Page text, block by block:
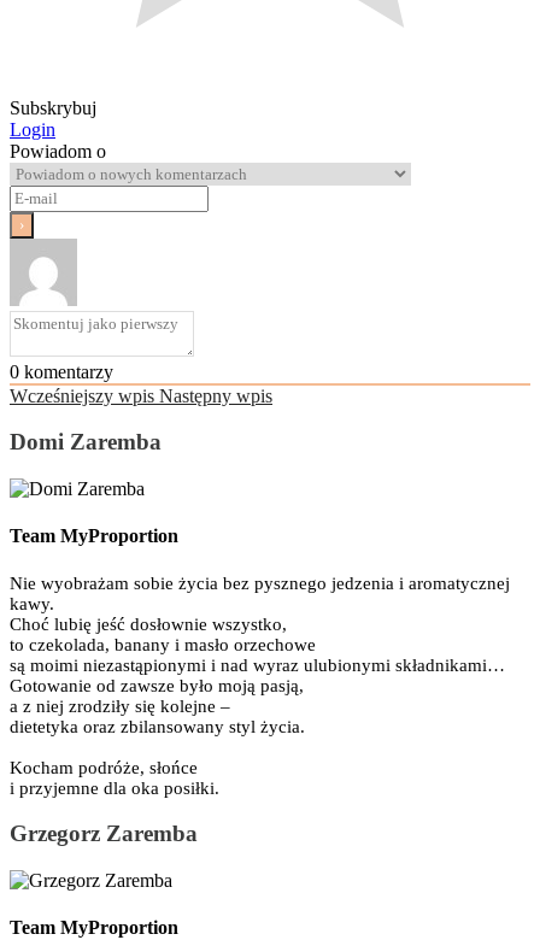
Subskrybuj
Login
Powiadom o
0 komentarzy
Wcześniejszy wpis Następny wpis
Domi Zaremba
Team MyProportion
Nie wyobrażam sobie życia bez pysznego jedzenia i aromatycznej
kawy.
Choć lubię jeść dosłownie wszystko,
to czekolada, banany i masło orzechowe
są moimi niezastąpionymi i nad wyraz ulubionymi składnikami…
Gotowanie od zawsze było moją pasją,
a z niej zrodziły się kolejne –
dietetyka oraz zbilansowany styl życia.
Kocham podróże, słońce
i przyjemne dla oka posiłki.
Grzegorz Zaremba
Team MyProportion